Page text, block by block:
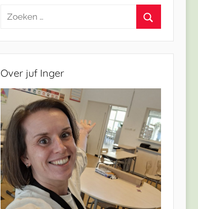
Zoeken
Over juf Inger